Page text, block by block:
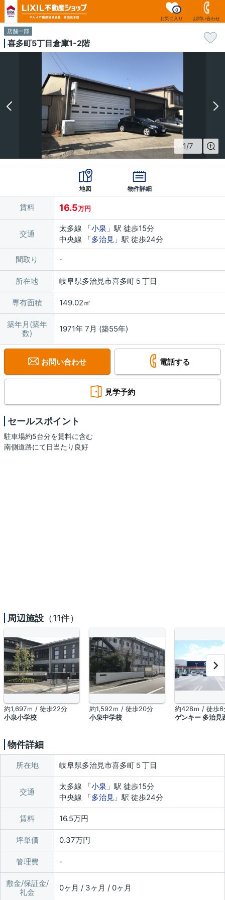
お気に入り
0
お問い合わせ
店舗一部
喜多町5丁目倉庫1-2階
1/7
地図 物件詳細
賃料 16.5万円
交通
太多線 「小泉 」駅 徒歩15分
中央線 「多治見 」駅 徒歩24分
間取り
所在地 岐阜県多治見市喜多町５丁目
専有面積 149.02㎡
築年月(築年
数)
1971年 7月 (築55年)
お問い合わせ 電話する
見学予約
セールスポイント
駐車場約5台分を賃料に含む
南側道路にて日当たり良好
周辺施設 （11件）
約1,697ｍ / 徒歩22分
小泉小学校
約1,592ｍ / 徒歩20分
小泉中学校
約428ｍ / 徒歩6
ゲンキー 多治見
物件詳細
所在地 岐阜県多治見市喜多町５丁目
交通
太多線 「小泉 」駅 徒歩15分
中央線 「多治見 」駅 徒歩24分
賃料 16.5万円
坪単価 0.37万円
管理費
敷金/保証金/
礼金
0ヶ月 / 3ヶ月 / 0ヶ月